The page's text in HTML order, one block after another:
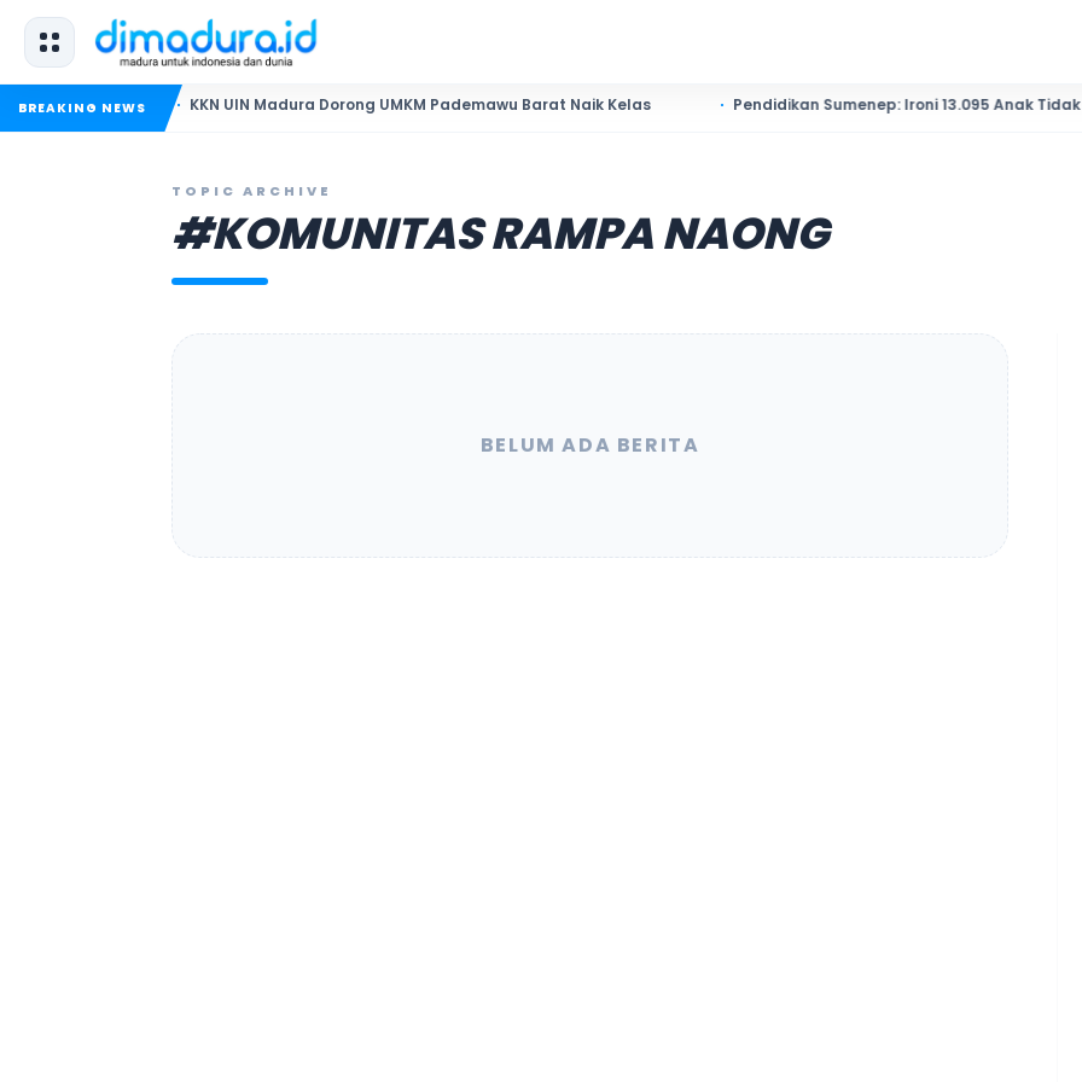
BREAKING NEWSKKN UIN Madura Dorong UMKM Pademawu Barat Naik Kelas Pendidikan Sumenep: Ironi 13.095 Anak Tidak Sekolah
TOPIC ARCHIVE
#KOMUNITAS RAMPA NAONG
BELUM ADA BERITA